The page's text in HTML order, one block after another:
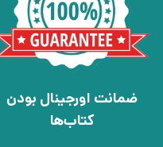
ضمانت اورجینال بودن
کتاب‌ها